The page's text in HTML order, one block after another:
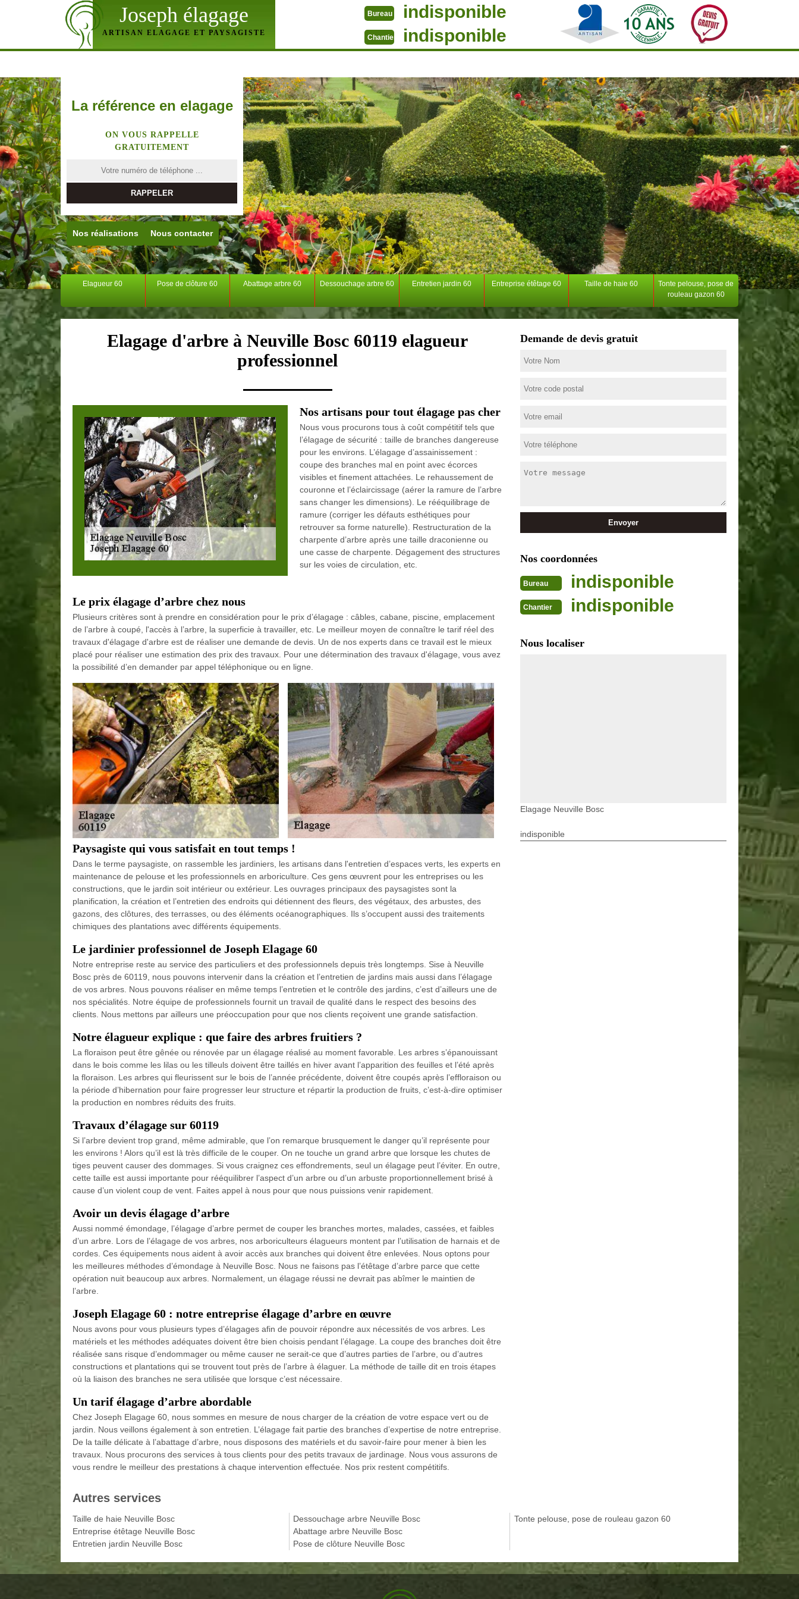
Joseph élagage
ARTISAN ELAGAGE ET PAYSAGISTE
Bureau indisponible
Chantier indisponible
La référence en elagage
ON VOUS RAPPELLE
GRATUITEMENT
Nos réalisations Nous contacter
Elagueur 60 Pose de clôture 60 Abattage arbre 60 Dessouchage arbre 60 Entretien jardin 60 Entreprise étêtage 60 Taille de haie 60
Tonte pelouse, pose de
rouleau gazon 60
Elagage d'arbre à Neuville Bosc 60119 elagueur
professionnel
Nos artisans pour tout élagage pas cher
Nous vous procurons tous à coût compétitif tels que
l’élagage de sécurité : taille de branches dangereuse
pour les environs. L’élagage d’assainissement :
coupe des branches mal en point avec écorces
visibles et finement attachées. Le rehaussement de
couronne et l’éclaircissage (aérer la ramure de l’arbre
sans changer les dimensions). Le rééquilibrage de
ramure (corriger les défauts esthétiques pour
retrouver sa forme naturelle). Restructuration de la
charpente d’arbre après une taille draconienne ou
une casse de charpente. Dégagement des structures
sur les voies de circulation, etc.
Le prix élagage d’arbre chez nous
Plusieurs critères sont à prendre en considération pour le prix d’élagage : câbles, cabane, piscine, emplacement
de l’arbre à coupé, l'accès à l’arbre, la superficie à travailler, etc. Le meilleur moyen de connaître le tarif réel des
travaux d'élagage d'arbre est de réaliser une demande de devis. Un de nos experts dans ce travail est le mieux
placé pour réaliser une estimation des prix des travaux. Pour une détermination des travaux d'élagage, vous avez
la possibilité d’en demander par appel téléphonique ou en ligne.
Paysagiste qui vous satisfait en tout temps !
Dans le terme paysagiste, on rassemble les jardiniers, les artisans dans l'entretien d’espaces verts, les experts en
maintenance de pelouse et les professionnels en arboriculture. Ces gens œuvrent pour les entreprises ou les
constructions, que le jardin soit intérieur ou extérieur. Les ouvrages principaux des paysagistes sont la
planification, la création et l’entretien des endroits qui détiennent des fleurs, des végétaux, des arbustes, des
gazons, des clôtures, des terrasses, ou des éléments océanographiques. Ils s’occupent aussi des traitements
chimiques des plantations avec différents équipements.
Le jardinier professionnel de Joseph Elagage 60
Notre entreprise reste au service des particuliers et des professionnels depuis très longtemps. Sise à Neuville
Bosc près de 60119, nous pouvons intervenir dans la création et l’entretien de jardins mais aussi dans l’élagage
de vos arbres. Nous pouvons réaliser en même temps l’entretien et le contrôle des jardins, c’est d’ailleurs une de
nos spécialités. Notre équipe de professionnels fournit un travail de qualité dans le respect des besoins des
clients. Nous mettons par ailleurs une préoccupation pour que nos clients reçoivent une grande satisfaction.
Notre élagueur explique : que faire des arbres fruitiers ?
La floraison peut être gênée ou rénovée par un élagage réalisé au moment favorable. Les arbres s’épanouissant
dans le bois comme les lilas ou les tilleuls doivent être taillés en hiver avant l’apparition des feuilles et l’été après
la floraison. Les arbres qui fleurissent sur le bois de l’année précédente, doivent être coupés après l’effloraison ou
la période d’hibernation pour faire progresser leur structure et répartir la production de fruits, c’est-à-dire optimiser
la production en nombres réduits des fruits.
Travaux d’élagage sur 60119
Si l’arbre devient trop grand, même admirable, que l’on remarque brusquement le danger qu’il représente pour
les environs ! Alors qu’il est là très difficile de le couper. On ne touche un grand arbre que lorsque les chutes de
tiges peuvent causer des dommages. Si vous craignez ces effondrements, seul un élagage peut l’éviter. En outre,
cette taille est aussi importante pour rééquilibrer l’aspect d’un arbre ou d’un arbuste proportionnellement brisé à
cause d’un violent coup de vent. Faites appel à nous pour que nous puissions venir rapidement.
Avoir un devis élagage d’arbre
Aussi nommé émondage, l’élagage d’arbre permet de couper les branches mortes, malades, cassées, et faibles
d’un arbre. Lors de l’élagage de vos arbres, nos arboriculteurs élagueurs montent par l’utilisation de harnais et de
cordes. Ces équipements nous aident à avoir accès aux branches qui doivent être enlevées. Nous optons pour
les meilleures méthodes d’émondage à Neuville Bosc. Nous ne faisons pas l’étêtage d’arbre parce que cette
opération nuit beaucoup aux arbres. Normalement, un élagage réussi ne devrait pas abîmer le maintien de
l’arbre.
Joseph Elagage 60 : notre entreprise élagage d’arbre en œuvre
Nous avons pour vous plusieurs types d’élagages afin de pouvoir répondre aux nécessités de vos arbres. Les
matériels et les méthodes adéquates doivent être bien choisis pendant l’élagage. La coupe des branches doit être
réalisée sans risque d’endommager ou même causer ne serait-ce que d’autres parties de l’arbre, ou d’autres
constructions et plantations qui se trouvent tout près de l’arbre à élaguer. La méthode de taille dit en trois étapes
où la liaison des branches ne sera utilisée que lorsque c’est nécessaire.
Un tarif élagage d’arbre abordable
Chez Joseph Elagage 60, nous sommes en mesure de nous charger de la création de votre espace vert ou de
jardin. Nous veillons également à son entretien. L’élagage fait partie des branches d’expertise de notre entreprise.
De la taille délicate à l’abattage d’arbre, nous disposons des matériels et du savoir-faire pour mener à bien les
travaux. Nous procurons des services à tous clients pour des petits travaux de jardinage. Nous vous assurons de
vous rendre le meilleur des prestations à chaque intervention effectuée. Nos prix restent compétitifs.
Demande de devis gratuit
Nos coordonnées
Bureau indisponible
Chantier indisponible
Nous localiser
Elagage Neuville Bosc
indisponible
Autres services
Taille de haie Neuville Bosc
Entreprise étêtage Neuville Bosc
Entretien jardin Neuville Bosc
Dessouchage arbre Neuville Bosc
Abattage arbre Neuville Bosc
Pose de clôture Neuville Bosc
Tonte pelouse, pose de rouleau gazon 60